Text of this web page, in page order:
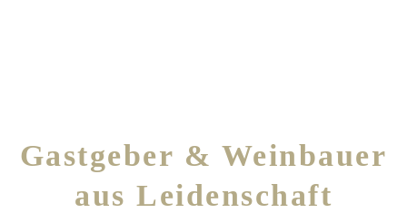
Gastgeber & Weinbauer
aus Leidenschaft